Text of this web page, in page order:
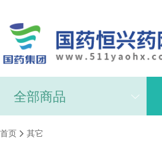
全部商品
首页 其它